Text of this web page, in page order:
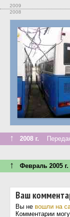
2009
2008
↑ 2008 г. Передан
↑ Февраль 2005 г.
Ваш
Вы не вошли на
Комментарии